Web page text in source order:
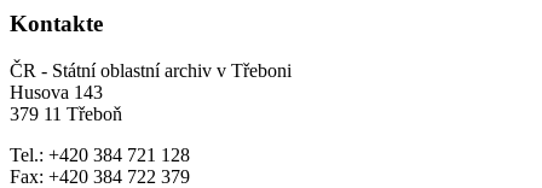
Kontakte
ČR - Státní oblastní archiv v Třeboni
Husova 143
379 11 Třeboň
Tel.: +420 384 721 128
Fax: +420 384 722 379